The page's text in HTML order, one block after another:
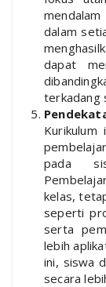
dalam
dapat
terkadang
Kurikulum
pada
kelas,
seperti
serta
lebih
ini, siswa
secara